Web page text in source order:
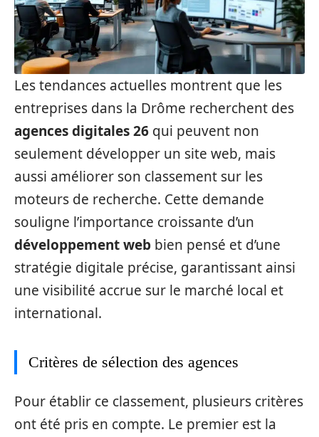
Les tendances actuelles montrent que les
entreprises dans la Drôme recherchent des
agences digitales 26 qui peuvent non
seulement développer un site web, mais
aussi améliorer son classement sur les
moteurs de recherche. Cette demande
souligne l’importance croissante d’un
développement web bien pensé et d’une
stratégie digitale précise, garantissant ainsi
une visibilité accrue sur le marché local et
international.
Critères de sélection des agences
Pour établir ce classement, plusieurs critères
ont été pris en compte. Le premier est la